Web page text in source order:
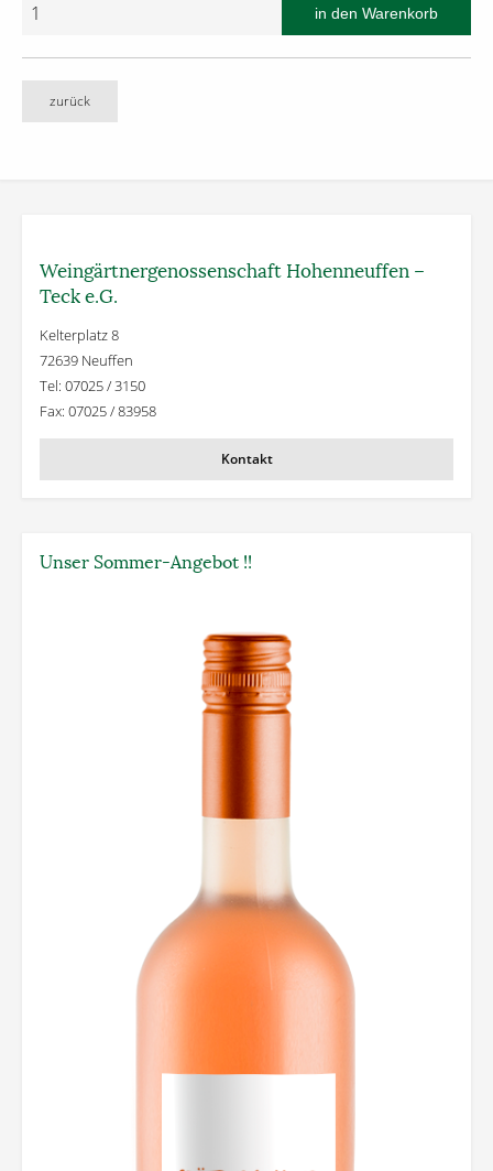
zurück
Weingärtner­genossenschaft Hohenneuffen –
Teck e.G.
Kelterplatz 8
72639 Neuffen
Tel: 07025 / 3150
Fax: 07025 / 83958
Kontakt
Unser Sommer-Angebot !!